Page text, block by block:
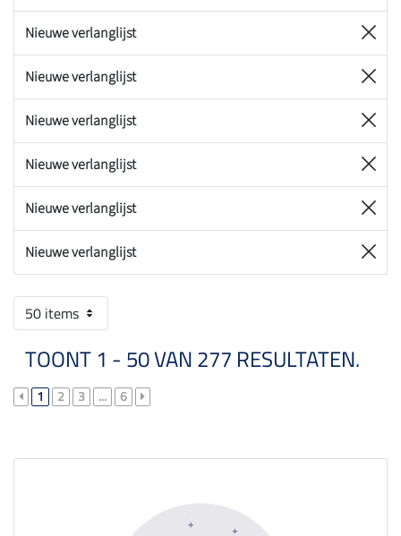
Nieuwe verlanglijst
Nieuwe verlanglijst
Nieuwe verlanglijst
Nieuwe verlanglijst
Nieuwe verlanglijst
Nieuwe verlanglijst
50 items
TOONT 1 - 50 VAN 277 RESULTATEN.
1 2 3 ... 6